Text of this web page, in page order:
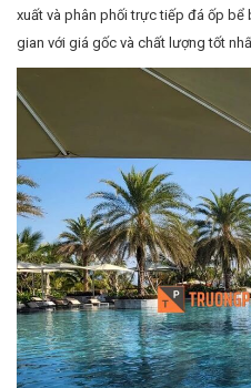
xuất và phân phối trực tiếp đá ốp
gian với giá gốc và chất lượng tốt